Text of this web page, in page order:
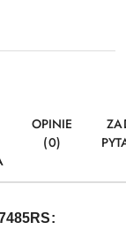
OPINIE
(0)